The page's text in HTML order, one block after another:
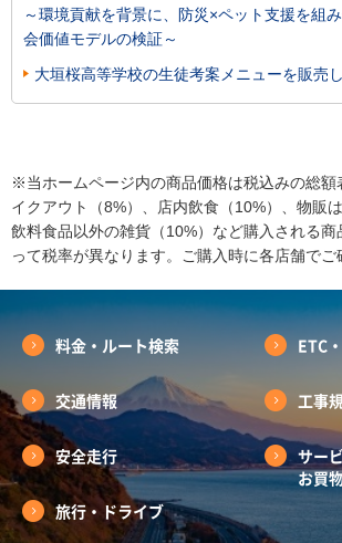
～環境貢献を背景に、防災×ペット支援を組
会価値モデルの検証～
大垣桜高等学校の生徒考案メニューを販売
※当ホームページ内の商品価格は税込みの総額
イクアウト（8%）、店内飲食（10%）、物販
飲料食品以外の雑貨（10%）など購入される商
って税率が異なります。ご購入時に各店舗でご
料金・ルート検索 ETC
交通情報 工事
安全走行
サー
お買
旅行・ドライブ